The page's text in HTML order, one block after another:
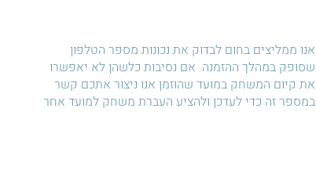
אנו ממליצים בחום לבדוק את נכונות מספר הטלפון
שסופק במהלך ההזמנה. אם נסיבות כלשהן לא יאפשרו
את קיום המשחק במועד שהוזמן אנו ניצור אתכם קשר
במספר זה כדי לעדכן ולהציע העברת משחק למועד אחר